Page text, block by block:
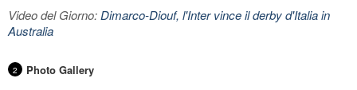
Video del Giorno:Dimarco-Diouf, l'Inter vince il derby d'Italia in
Australia
2 Photo Gallery